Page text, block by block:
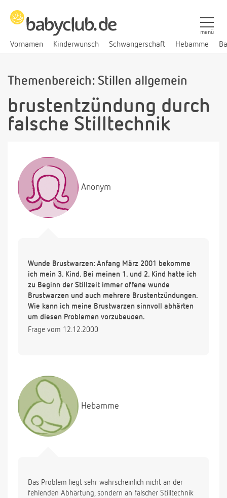
Vornamen Kinderwunsch Schwangerschaft Hebamme
menü
Themenbereich: Stillen allgemein
brustentzündung durch
falsche Stilltechnik
Anonym
Wunde Brustwarzen: Anfang März 2001 bekomme
ich mein 3. Kind. Bei meinen 1. und 2. Kind hatte ich
zu Beginn der Stillzeit immer offene wunde
Brustwarzen und auch mehrere Brustentzündungen.
Wie kann ich meine Brustwarzen sinnvoll abhärten
um diesen Problemen vorzubeugen.
Frage vom 12.12.2000
Hebamme
Das Problem liegt sehr wahrscheinlich nicht an der
fehlenden Abhärtung, sondern an falscher Stilltechnik